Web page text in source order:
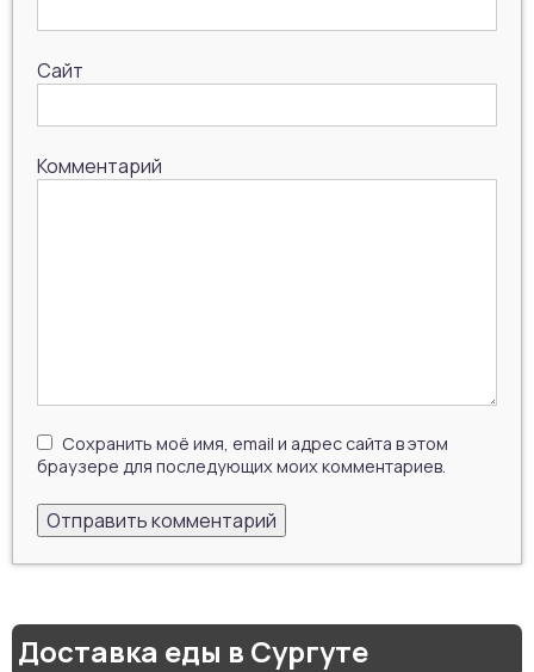
Сайт
Комментарий
Сохранить моё имя, email и адрес сайта в этом
браузере для последующих моих комментариев.
Доставка еды в Сургуте